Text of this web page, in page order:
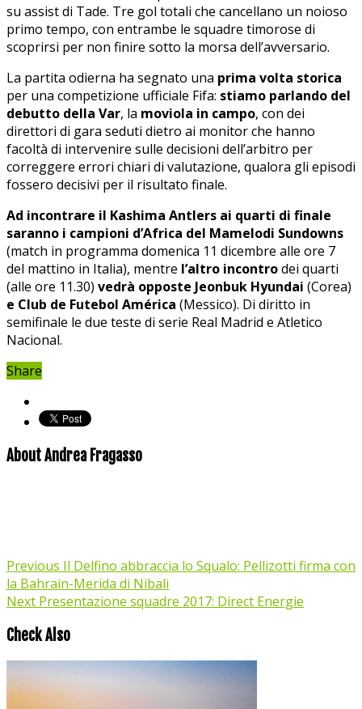
su assist di Tade. Tre gol totali che cancellano un noioso
primo tempo, con entrambe le squadre timorose di
scoprirsi per non finire sotto la morsa dell’avversario.
La partita odierna ha segnato una prima volta storica
per una competizione ufficiale Fifa: stiamo parlando del
debutto della Var, la moviola in campo, con dei
direttori di gara seduti dietro ai monitor che hanno
facoltà di intervenire sulle decisioni dell’arbitro per
correggere errori chiari di valutazione, qualora gli episodi
fossero decisivi per il risultato finale.
Ad incontrare il Kashima Antlers ai quarti di finale
saranno i campioni d’Africa del Mamelodi Sundowns
(match in programma domenica 11 dicembre alle ore 7
del mattino in Italia), mentre l’altro incontrodei quarti
(alle ore 11.30) vedrà opposte Jeonbuk Hyundai (Corea)
e Club de Futebol América (Messico). Di diritto in
semifinale le due teste di serie Real Madrid e Atletico
Nacional.
Share
About Andrea Fragasso
Previous Il Delfino abbraccia lo Squalo: Pellizotti firma con
la Bahrain-Merida di Nibali
Next Presentazione squadre 2017: Direct Energie
Check Also